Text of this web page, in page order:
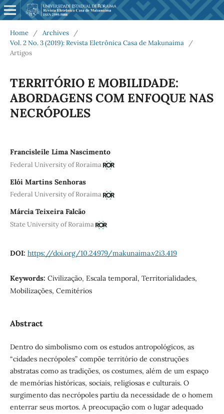
Home / Archives
/
Vol. 2 No. 3 (2019): Revista Eletrônica Casa de Makunaima
/
Artigos
TERRITÓRIO E MOBILIDADE:
ABORDAGENS COM ENFOQUE NAS
NECRÓPOLES
Francisleile Lima Nascimento
Federal University of Roraima
Elói Martins Senhoras
Federal University of Roraima
Márcia Teixeira Falcão
State University of Roraima
DOI: https://doi.org/10.24979/makunaima.v2i3.419
Keywords: Civilização, Escala temporal, Territorialidades,
Mobilizações, Cemitérios
Abstract
Dentro do simbolismo com os estudos antropológicos, as
“cidades necrópoles” compõe território de construções
abstratas como as tradições, os costumes, além de um espaço
de memórias históricas, sociais, religiosas e culturais. O
surgimento das necrópoles partiu da necessidade de o homem
enterrar seus mortos. A preocupação com o lugar adequado